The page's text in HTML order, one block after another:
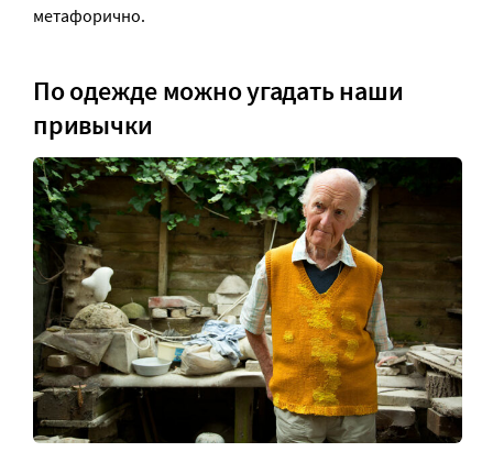
метафорично.
По одежде можно угадать наши
привычки